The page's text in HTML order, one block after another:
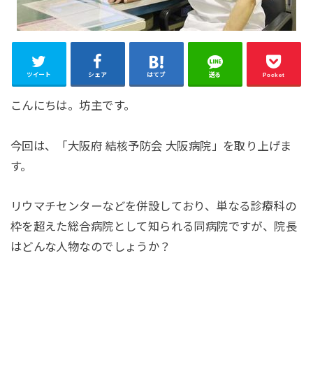
ツイート シェア はてブ 送る Pocket
こんにちは。坊主です。
今回は、「大阪府 結核予防会 大阪病院」を取り上げま
す。
リウマチセンターなどを併設しており、単なる診療科の
枠を超えた総合病院として知られる同病院ですが、院長
はどんな人物なのでしょうか？